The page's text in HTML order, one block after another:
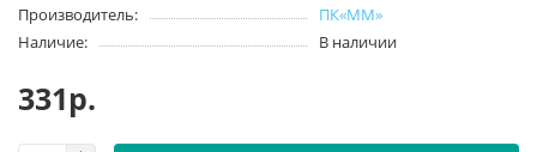
Производитель:
ПК«ММ»
Наличие:
В наличии
331р.